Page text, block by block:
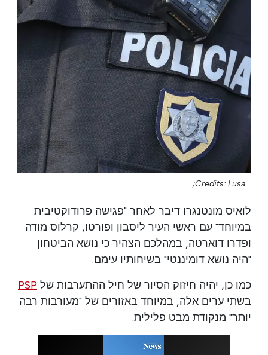
Credits: Lusa;
לואיס מונטנגרו דיבר לאחר "פגישה פרודוקטיבית
במיוחד" עם ראשי העיר ליסבון ופורטו, קרלוס מודה
ופדרו דוארטה, במהלכם הצהיר כי נושא הביטחון
"היה נושא דומיננטי" בשיחותיו עימם.
כמו כן, יהיה חיזוק הסיור של חיל ההתערבות של PSP
בשתי ערים אלה, במיוחד באזורים של "מעורבות רבה
יותר" מנקודת מבט פלילית.